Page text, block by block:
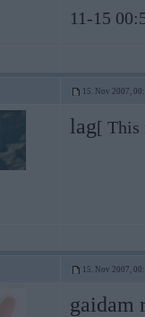
11-15
15. Nov 2007,
lag[ This
15. Nov 2007,
gaidam